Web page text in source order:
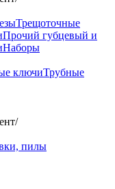
Трещоточные
Прочий губцевый и
Наборы
ключиТрубные
/
пилы